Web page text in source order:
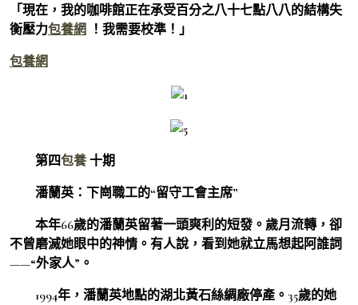
「現在，我的咖啡館正在承受百分之八十七點八八的結構失
衡壓力包養網 ！我需要校準！」
包養網
第四包養 十期
潘蘭英：下崗職工的“留守工會主席”
本年66歲的潘蘭英留著一頭爽利的短發。歲月流轉，卻
不曾磨滅她眼中的神情。有人說，看到她就立馬想起阿誰詞
——“外家人”。
1994年，潘蘭英地點的湖北黃石絲綢廠停產。35歲的她